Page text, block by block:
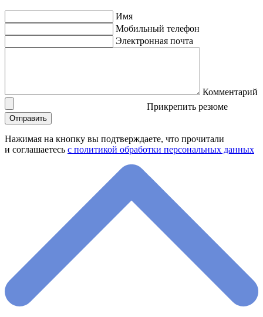
Имя
Мобильный телефон
Электронная почта
Комментарий
Прикрепить резюме
Нажимая на кнопку вы подтверждаете, что прочитали
и соглашаетесь с политикой обработки персональных данных